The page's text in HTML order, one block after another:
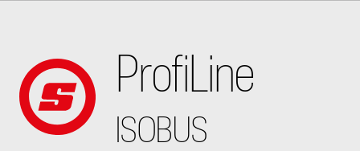
ProfiLine
ISOBUS